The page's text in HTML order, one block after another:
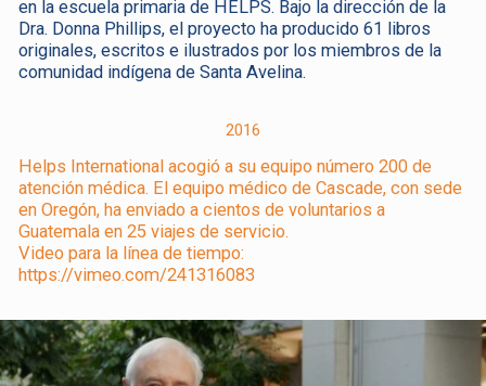
en la escuela primaria de HELPS. Bajo la dirección de la
Dra. Donna Phillips, el proyecto ha producido 61 libros
originales, escritos e ilustrados por los miembros de la
comunidad indígena de Santa Avelina.
2016
Helps International acogió a su equipo número 200 de
atención médica. El equipo médico de Cascade, con sede
en Oregón, ha enviado a cientos de voluntarios a
Guatemala en 25 viajes de servicio.
Video para la línea de tiempo:
https://vimeo.com/241316083